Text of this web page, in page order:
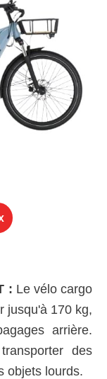
: Le vélo cargo
jusqu'à 170 kg,
arrière.
des
objets lourds.